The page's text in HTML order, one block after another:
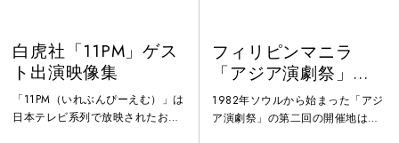
白虎社「11PM」ゲス
ト出演映像集
「11PM（いれぶんぴーえむ）」は
日本テレビ系列で放映されたお色
フィリピンマニラ
「アジア演劇祭」ド
キュメント
1982年ソウルから始まった「アジ
ア演劇祭」の第二回の開催地はマ